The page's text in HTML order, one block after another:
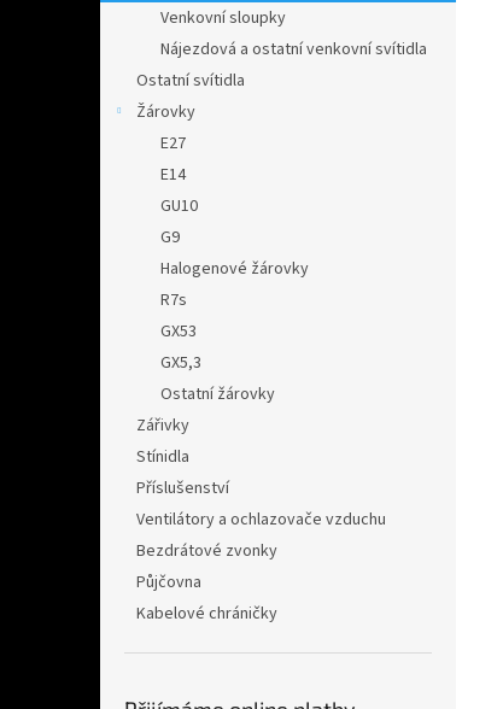
Venkovní sloupky
Nájezdová a ostatní venkovní svítidla
Ostatní svítidla
Žárovky
E27
E14
GU10
G9
Halogenové žárovky
R7s
GX53
GX5,3
Ostatní žárovky
Zářivky
Stínidla
Příslušenství
Ventilátory a ochlazovače vzduchu
Bezdrátové zvonky
Půjčovna
Kabelové chráničky